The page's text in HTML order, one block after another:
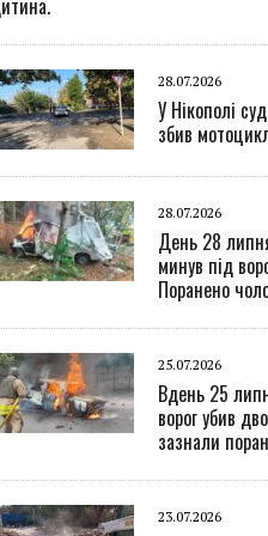
28.07.2026
У Нікополі
збив
28.07.2026
День 28
минув під
Поранено
25.07.2026
Вдень 25
ворог убив
зазнали
23.07.2026